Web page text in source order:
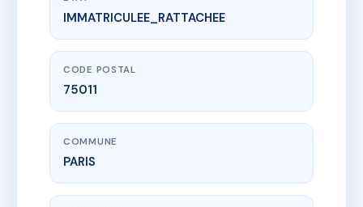
www.vme.plus/AC6842587
LACHARRIERE 4-6-8 RUE
8 Rue Lacharrière
IMMATRICULEE_RATTACHEE
CODE POSTAL
75011
COMMUNE
PARIS